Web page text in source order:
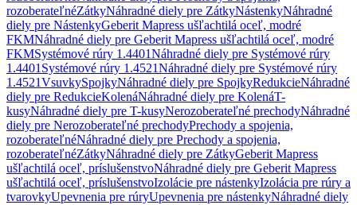
rozoberateľnéZátkyNáhradné diely pre ZátkyNástenkyNáhradné
diely pre NástenkyGeberit Mapress ušľachtilá oceľ, modré
FKMNáhradné diely pre Geberit Mapress ušľachtilá oceľ, modré
FKMSystémové rúry 1.4401Náhradné diely pre Systémové rúry
1.4401 Systémové rúry 1.4521Náhradné diely pre Systémové rúry
1.4521VsuvkySpojkyNáhradné diely pre SpojkyRedukcieNáhradné
diely pre RedukcieKolenáNáhradné diely pre KolenáT-
kusyNáhradné diely pre T-kusyNerozoberateľné prechodyNáhradné
diely pre Nerozoberateľné prechodyPrechody a spojenia,
rozoberateľnéNáhradné diely pre Prechody a spojenia,
rozoberateľnéZátkyNáhradné diely pre ZátkyGeberit Mapress
ušľachtilá oceľ, príslušenstvoNáhradné diely pre Geberit Mapress
ušľachtilá oceľ, príslušenstvoIzolácie pre nástenkyIzolácia pre rúry a
tvarovkyUpevnenia pre rúryUpevnenia pre nástenkyNáhradné diely